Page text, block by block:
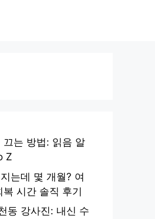
끄는 방법: 읽음 알
Z
는데 몇 개월? 여
복 시간 솔직 후기
동 강사진: 내신 수